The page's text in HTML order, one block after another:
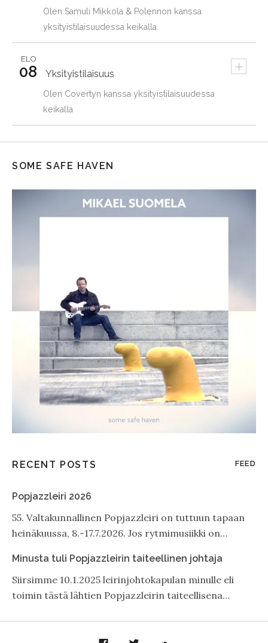
Olen Samuli Mikkola & Polennon kanssa
yksityistilaisuudessa keikalla.
+
ELO
08 Yksityistilaisuus
Olen Covertyn kanssa yksityistilaisuudessa
keikalla
SOME SAFE HAVEN
RECENT POSTS FEED
Popjazzleiri 2026
55. Valtakunnallinen Popjazzleiri on tuttuun tapaan
heinäkuussa, 8.-17.7.2026. Jos rytmimusiikki on…
Minusta tuli Popjazzleirin taiteellinen johtaja
Siirsimme 10.1.2025 leirinjohtokapulan minulle eli
toimin tästä lähtien Popjazzleirin taiteellisena…